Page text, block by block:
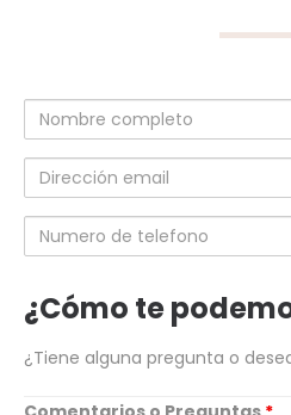
Nombre
completo
Dirección
email
Numero
de
¿Cómo te
¿Tiene alguna pregunta o